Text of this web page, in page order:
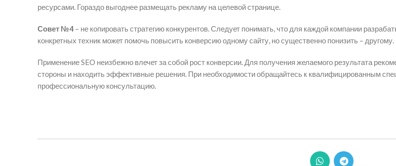
ресурсами. Гораздо выгоднее размещать рекламу на целевой странице.
Совет №4 – не копировать стратегию конкурентов. Следует понимать, что для каждой компании
конкретных техник может помочь повысить конверсию одному сайту, но существенно понизить – другому.
Применение SEO неизбежно влечет за собой рост конверсии. Для получения желаемого результата
стороны и находить эффективные решения. При необходимости обращайтесь к квалифицированным
профессиональную консультацию.